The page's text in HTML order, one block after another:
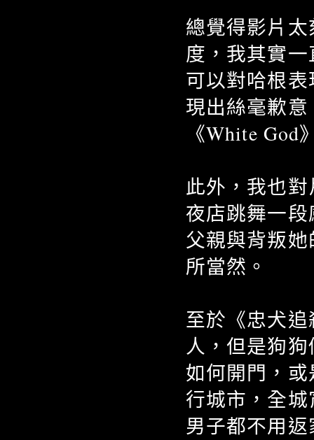
總覺得影片
度，我其實
可以對哈根
現出絲毫歉
《White
此外，我也
夜店跳舞一
父親與背叛
所當然。
至於《忠犬
人，但是狗
如何開門，
行城市，全
男子都不用